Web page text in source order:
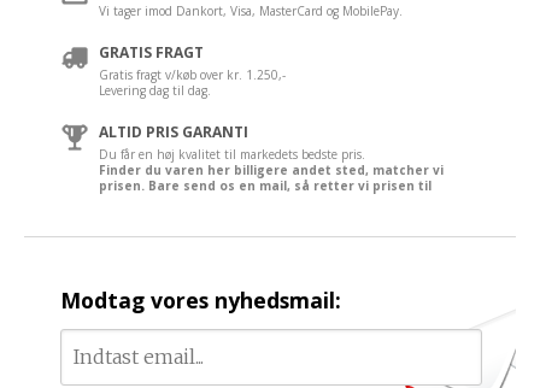
Vi tager imod Dankort, Visa, MasterCard og MobilePay.
GRATIS FRAGT
Gratis fragt v/køb over kr. 1.250,-
Levering dag til dag.
ALTID PRIS GARANTI
Du får en høj kvalitet til markedets bedste pris.
Finder du varen her billigere andet sted, matcher vi
prisen. Bare send os en mail, så retter vi prisen til
Modtag vores nyhedsmail: